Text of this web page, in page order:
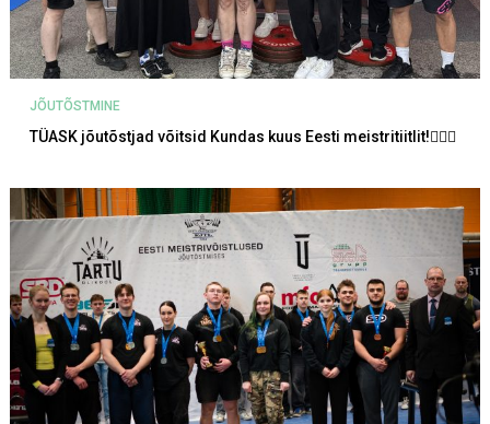
JÕUTÕSTMINE
TÜASK jõutõstjad võitsid Kundas kuus Eesti meistritiitlit!🏋‍♀💪